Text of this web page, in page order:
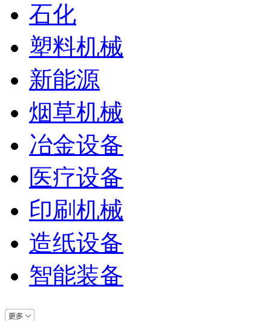
石化
塑料机械
新能源
烟草机械
冶金设备
医疗设备
印刷机械
造纸设备
智能装备